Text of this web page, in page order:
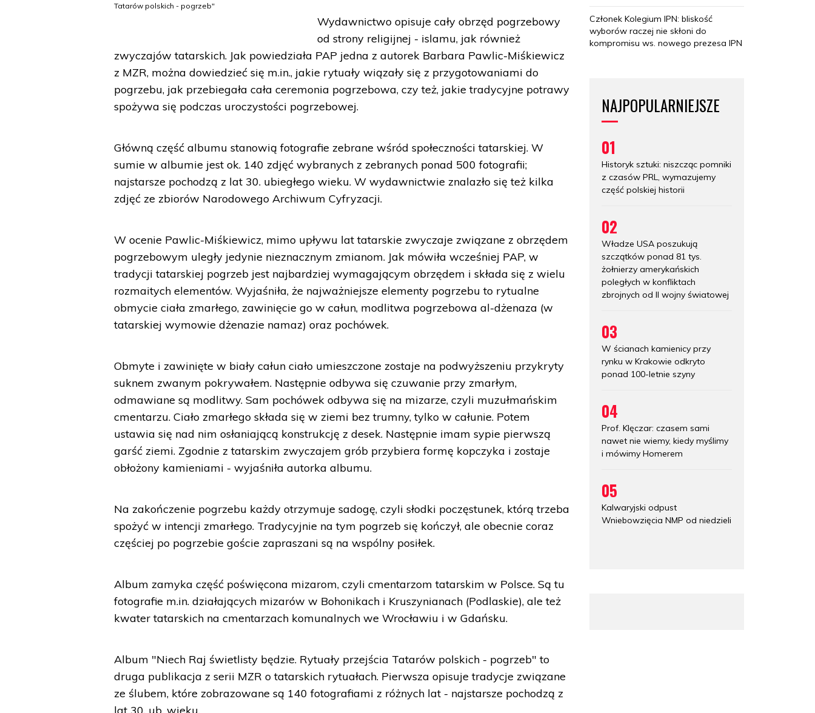
Tatarów polskich - pogrzeb"
Wydawnictwo opisuje cały obrzęd pogrzebowy
od strony religijnej - islamu, jak również
zwyczajów tatarskich. Jak powiedziała PAP jedna z autorek Barbara Pawlic-Miśkiewicz
z MZR, można dowiedzieć się m.in., jakie rytuały wiązały się z przygotowaniami do
pogrzebu, jak przebiegała cała ceremonia pogrzebowa, czy też, jakie tradycyjne potrawy
spożywa się podczas uroczystości pogrzebowej.
Główną część albumu stanowią fotografie zebrane wśród społeczności tatarskiej. W
sumie w albumie jest ok. 140 zdjęć wybranych z zebranych ponad 500 fotografii;
najstarsze pochodzą z lat 30. ubiegłego wieku. W wydawnictwie znalazło się też kilka
zdjęć ze zbiorów Narodowego Archiwum Cyfryzacji.
W ocenie Pawlic-Miśkiewicz, mimo upływu lat tatarskie zwyczaje związane z obrzędem
pogrzebowym uległy jedynie nieznacznym zmianom. Jak mówiła wcześniej PAP, w
tradycji tatarskiej pogrzeb jest najbardziej wymagającym obrzędem i składa się z wielu
rozmaitych elementów. Wyjaśniła, że najważniejsze elementy pogrzebu to rytualne
obmycie ciała zmarłego, zawinięcie go w całun, modlitwa pogrzebowa al-dżenaza (w
tatarskiej wymowie dżenazie namaz) oraz pochówek.
Obmyte i zawinięte w biały całun ciało umieszczone zostaje na podwyższeniu przykryty
suknem zwanym pokrywałem. Następnie odbywa się czuwanie przy zmarłym,
odmawiane są modlitwy. Sam pochówek odbywa się na mizarze, czyli muzułmańskim
cmentarzu. Ciało zmarłego składa się w ziemi bez trumny, tylko w całunie. Potem
ustawia się nad nim osłaniającą konstrukcję z desek. Następnie imam sypie pierwszą
garść ziemi. Zgodnie z tatarskim zwyczajem grób przybiera formę kopczyka i zostaje
obłożony kamieniami - wyjaśniła autorka albumu.
Na zakończenie pogrzebu każdy otrzymuje sadogę, czyli słodki poczęstunek, którą trzeba
spożyć w intencji zmarłego. Tradycyjnie na tym pogrzeb się kończył, ale obecnie coraz
częściej po pogrzebie goście zapraszani są na wspólny posiłek.
Album zamyka część poświęcona mizarom, czyli cmentarzom tatarskim w Polsce. Są tu
fotografie m.in. działających mizarów w Bohonikach i Kruszynianach (Podlaskie), ale też
kwater tatarskich na cmentarzach komunalnych we Wrocławiu i w Gdańsku.
Album "Niech Raj świetlisty będzie. Rytuały przejścia Tatarów polskich - pogrzeb" to
druga publikacja z serii MZR o tatarskich rytuałach. Pierwsza opisuje tradycje związane
ze ślubem, które zobrazowane są 140 fotografiami z różnych lat - najstarsze pochodzą z
Członek Kolegium IPN: bliskość
wyborów raczej nie skłoni do
kompromisu ws. nowego prezesa IPN
NAJPOPULARNIEJSZE
01
Historyk sztuki: niszcząc pomniki
z czasów PRL, wymazujemy
część polskiej historii
02
Władze USA poszukują
szczątków ponad 81 tys.
żołnierzy amerykańskich
poległych w konfliktach
zbrojnych od II wojny światowej
03
W ścianach kamienicy przy
rynku w Krakowie odkryto
ponad 100-letnie szyny
04
Prof. Klęczar: czasem sami
nawet nie wiemy, kiedy myślimy
i mówimy Homerem
05
Kalwaryjski odpust
Wniebowzięcia NMP od niedzieli